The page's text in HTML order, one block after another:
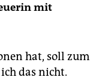
mit
hat, soll zum
ich das nicht.